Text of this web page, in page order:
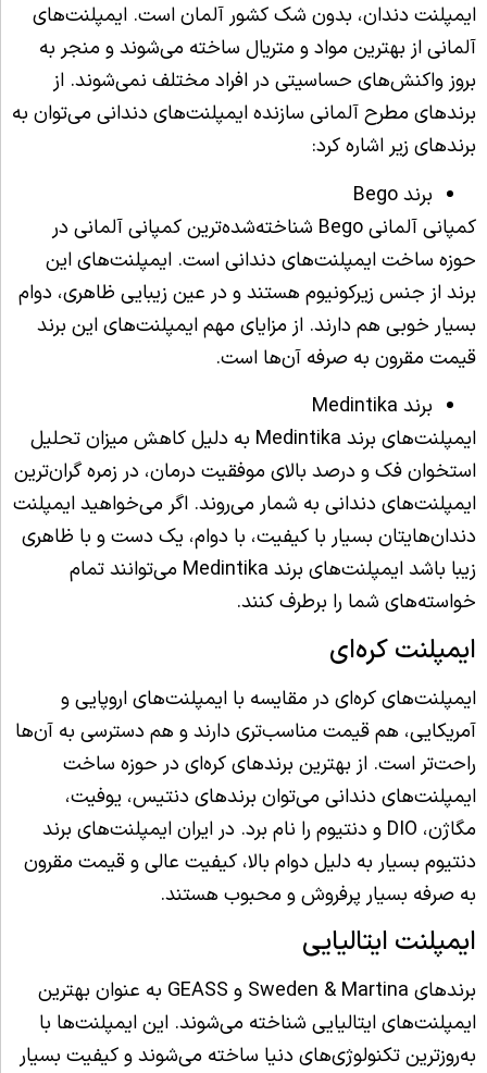
ایمپلنت دندان، بدون شک کشور آلمان است. ایمپلنت‌های
آلمانی از بهترین مواد و متریال ساخته می‌شوند و منجر به
بروز واکنش‌های حساسیتی در افراد مختلف نمی‌شوند. از
برندهای مطرح آلمانی سازنده ایمپلنت‌های دندانی می‌توان به
برندهای زیر اشاره کرد:
برند Bego
کمپانی آلمانی Bego شناخته‌شده‌ترین کمپانی آلمانی در
حوزه ساخت‌ ایمپلنت‌های دندانی است. ایمپلنت‌های این
برند از جنس زیرکونیوم هستند و در عین زیبایی ظاهری، دوام
بسیار خوبی هم دارند. از مزایای مهم ایمپلنت‌های این برند
قیمت مقرون به صرفه آن‌ها است.
برند Medintika
ایمپلنت‌های برند Medintika به دلیل کاهش میزان تحلیل
استخوان فک و درصد بالای موفقیت درمان، در زمره گران‌ترین
ایمپلنت‌های دندانی به شمار می‌روند. اگر می‌خواهید ایمپلنت
دندان‌هایتان بسیار با کیفیت، با دوام، یک دست و با ظاهری
زیبا باشد ایمپلنت‌های برند Medintika می‌توانند تمام
خواسته‌های شما را برطرف کنند.
ایمپلنت کره‌ای
ایمپلنت‌های کره‌ای در مقایسه با ایمپلنت‌های اروپایی و
آمریکایی، هم قیمت مناسب‌تری دارند و هم دسترسی به آن‌ها
راحت‌تر است. از بهترین برندهای کره‌ای در حوزه ساخت
ایمپلنت‌های دندانی می‌توان برندهای دنتیس، یوفیت،
مگاژن، DIO و دنتیوم را نام برد. در ایران ایمپلنت‌های برند
دنتیوم بسیار به دلیل دوام بالا، کیفیت عالی و قیمت مقرون
به صرفه بسیار پرفروش و محبوب هستند.
ایمپلنت ایتالیایی
برندهای Sweden & Martina و GEASS به عنوان بهترین
ایمپلنت‌های ایتالیایی شناخته می‌شوند. این ایمپلنت‌ها با
به‌روزترین تکنولوژی‌های دنیا ساخته می‌شوند و کیفیت بسیار